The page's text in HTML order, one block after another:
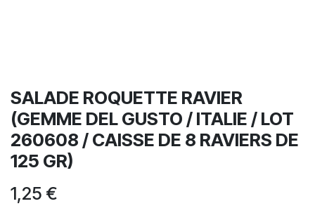
SALADE ROQUETTE RAVIER
(GEMME DEL GUSTO / ITALIE / LOT
260608 / CAISSE DE 8 RAVIERS DE
125 GR)
1,25 €